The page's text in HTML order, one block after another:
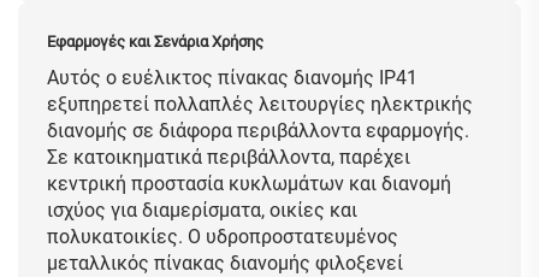
Εφαρμογές και Σενάρια Χρήσης
Αυτός ο ευέλικτος πίνακας διανομής IP41
εξυπηρετεί πολλαπλές λειτουργίες ηλεκτρικής
διανομής σε διάφορα περιβάλλοντα εφαρμογής.
Σε κατοικηματικά περιβάλλοντα, παρέχει
κεντρική προστασία κυκλωμάτων και διανομή
ισχύος για διαμερίσματα, οικίες και
πολυκατοικίες. Ο υδροπροστατευμένος
μεταλλικός πίνακας διανομής φιλοξενεί